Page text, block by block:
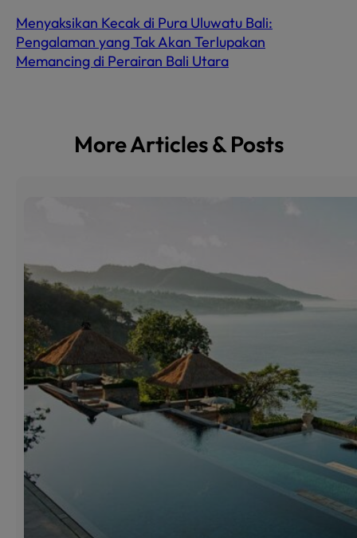
Menyaksikan Kecak di Pura Uluwatu Bali:
Pengalaman yang Tak Akan Terlupakan
Memancing di Perairan Bali Utara
More Articles & Posts